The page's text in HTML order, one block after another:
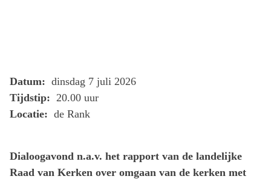
Datum: dinsdag 7 juli 2026
Tijdstip: 20.00 uur
Locatie: de Rank
Dialoogavond n.a.v. het rapport van de landelijke
Raad van Kerken over omgaan van de kerken met